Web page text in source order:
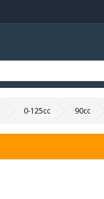
0-125cc 90cc